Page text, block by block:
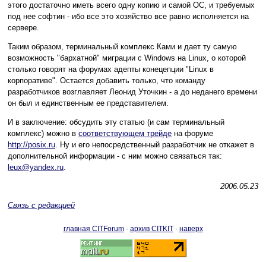
этого достаточно иметь всего одну копию и самой ОС, и требуемых
под нее софтин - ибо все это хозяйство все равно исполняется на
сервере.
Таким образом, терминальный комплекс Ками и дает ту самую
возможность "бархатной" миграции с Windows на Linux, о которой
столько говорят на форумах адепты конецепции "Linux в
корпоративе". Остается добавить только, что команду
разработчиков возглавляет Леонид Уточкин - а до неданего времени
он был и единственным ее представителем.
И в заключение: обсудить эту статью (и сам терминальный
комплекс) можно в соответствующем трейде на форуме
http://posix.ru. Ну и его непосредственный разработчик не откажет в
дополнительной информации - с ним можно связаться так:
leux@yandex.ru.
2006.05.23
Связь с редакцией
главная CITForum· архив CITKIT· наверх